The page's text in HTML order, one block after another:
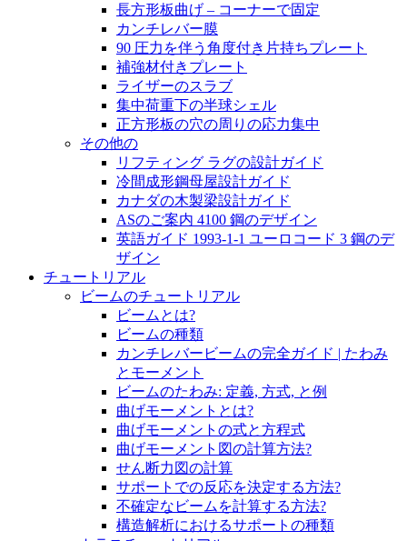
長方形板曲げ – コーナーで固定
カンチレバー膜
90 圧力を伴う角度付き片持ちプレート
補強材付きプレート
ライザーのスラブ
集中荷重下の半球シェル
正方形板の穴の周りの応力集中
その他の
リフティング ラグの設計ガイド
冷間成形鋼母屋設計ガイド
カナダの木製梁設計ガイド
ASのご案内 4100 鋼のデザイン
英語ガイド 1993-1-1 ユーロコード 3 鋼のデ
ザイン
チュートリアル
ビームのチュートリアル
ビームとは?
ビームの種類
カンチレバービームの完全ガイド | たわみ
とモーメント
ビームのたわみ: 定義, 方式, と例
曲げモーメントとは?
曲げモーメントの式と方程式
曲げモーメント図の計算方法?
せん断力図の計算
サポートでの反応を決定する方法?
不確定なビームを計算する方法?
構造解析におけるサポートの種類